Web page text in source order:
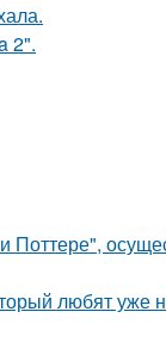
2".
Поттере",
любят уже